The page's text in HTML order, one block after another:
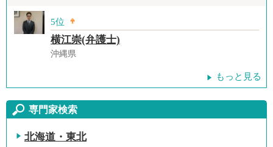
5位
横江崇(弁護士)
沖縄県
もっと見る
専門家検索
北海道・東北